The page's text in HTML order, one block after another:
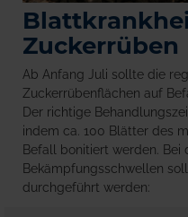
Zuckerrüben
Ab Anfang Juli sollte die
Zuckerrübenflächen auf
Der richtige
indem ca. 100 Blätter des
Befall bonitiert werden. Bei
Bekämpfungsschwellen
durchgeführt werden: